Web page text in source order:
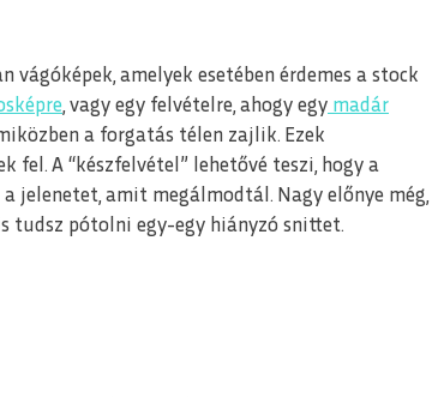
amelyek esetében érdemes a stock
, vagy egy felvételre, ahogy egy madár
a forgatás télen zajlik. Ezek
fel. A “készfelvétel” lehetővé teszi, hogy a
jelenetet, amit megálmodtál. Nagy előnye még,
tudsz pótolni egy-egy hiányzó snittet.